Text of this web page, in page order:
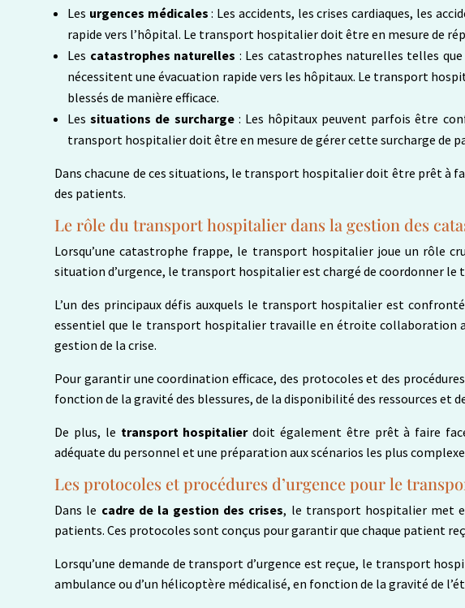
Les urgences médicales : Les accidents, les crises cardiaques, les
rapide vers l’hôpital. Le transport hospitalier doit être en mesure de
Les catastrophes naturelles : Les catastrophes naturelles telles
nécessitent une évacuation rapide vers les hôpitaux. Le transport
blessés de manière efficace.
Les situations de surcharge : Les hôpitaux peuvent parfois être
transport hospitalier doit être en mesure de gérer cette surcharge de
Dans chacune de ces situations, le transport hospitalier doit être prêt à
des patients.
Le rôle du transport hospitalier dans la gestion des
Lorsqu’une catastrophe frappe, le transport hospitalier joue un rôle
situation d’urgence, le transport hospitalier est chargé de coordonner
L’un des principaux défis auxquels le transport hospitalier est
essentiel que le transport hospitalier travaille en étroite collaboration
gestion de la crise.
Pour garantir une coordination efficace, des protocoles et des
fonction de la gravité des blessures, de la disponibilité des ressources et
De plus, le transport hospitalier doit également être prêt à faire
adéquate du personnel et une préparation aux scénarios les plus
Les protocoles et procédures d’urgence pour le
Dans le cadre de la gestion des crises, le transport hospitalier met
patients. Ces protocoles sont conçus pour garantir que chaque patient
Lorsqu’une demande de transport d’urgence est reçue, le transport
ambulance ou d’un hélicoptère médicalisé, en fonction de la gravité de